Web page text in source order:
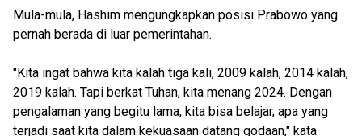
Mula-mula, Hashim mengungkapkan posisi Prabowo yang
pernah berada di luar pemerintahan.
"Kita ingat bahwa kita kalah tiga kali, 2009 kalah, 2014 kalah,
2019 kalah. Tapi berkat Tuhan, kita menang 2024. Dengan
pengalaman yang begitu lama, kita bisa belajar, apa yang
terjadi saat kita dalam kekuasaan datang godaan," kata